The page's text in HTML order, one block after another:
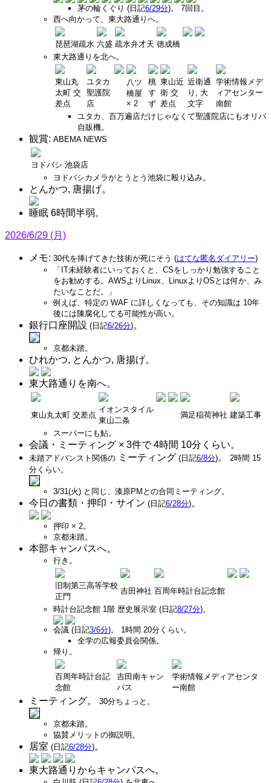
茅の輪くぐり (日記6/29分)。 7回目。
西へ向かって、東大路通りへ。
琵琶湖疏水 六盛 疏水弁才天 徳成橋
東大路通りを北へ。
東山丸
太町 交
差点
ユタカ
聖護院
店
八ツ
橋屋
× 2
桃
す
ず
東山近
衛 交
差点
近衛通
り, 大
文字
学術情報メデ
ィアセンター
南館
ユタカ、百万遍店だけじゃなくて聖護院店にもオリパ
自販機。
観賞: ABEMA NEWS
ヨドバシ 池袋店
ヨドバシカメラがとうとう池袋に殴り込み。
とんかつ, 唐揚げ。
睡眠 6時間半弱。
2026/6/29 (月)
メモ: 30代を捧げてきた技術が死にそう (はてな匿名ダイアリー)
「IT未経験者にいっておくと、CSをしっかり勉強すること
をお勧めする。AWSよりLinux、LinuxよりOSとは何か、み
たいなことだ。」
例えば、特定の WAF に詳しくなっても、その知識は 10年
後には陳腐化してる可能性が高い。
銀行口座開設 (日記6/26分)。
京都未踏。
ひれかつ, とんかつ, 唐揚げ。
東大路通りを南へ。
東山丸太町 交差点
イオンスタイル
東山二条
満足稲荷神社 建築工事
スーパーにも鮎。
会議・ミーティング × 3件で 4時間 10分くらい。
未踏アドバンスト関係の ミーティング (日記6/8分)。 2時間 15
分くらい。
3/31(火) と同じ、漆原PMとの合同ミーティング。
今日の書類・押印・サイン (日記6/28分)。
押印 × 2。
京都未踏。
本部キャンパスへ。
行き。
旧制第三高等学校
正門
吉田神社 百周年時計台記念館
時計台記念館 1階 歴史展示室 (日記8/27分)。
会議 (日記3/6分)。 1時間 20分くらい。
全学の広報委員会関係。
帰り。
百周年時計台記
念館
吉田南キャン
パス
学術情報メディアセンタ
ー南館
ミーティング。 30分ちょっと。
京都未踏。
協賛メリットの御説明。
居室 (日記6/28分)。
東大路通りからキャンパスへ。